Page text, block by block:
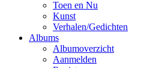
Toen en Nu
Kunst
Verhalen/Gedichten
Albums
Albumoverzicht
Aanmelden